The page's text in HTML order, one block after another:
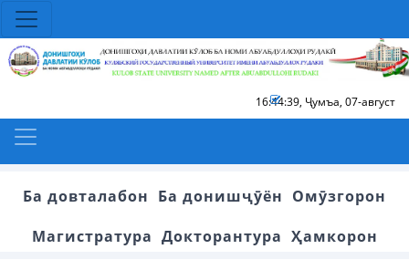
16:44:39, Ҷумъа, 07-август
Ба довталабон Ба донишҷӯён Омӯзгорон
Магистратура Докторантура Ҳамкорон